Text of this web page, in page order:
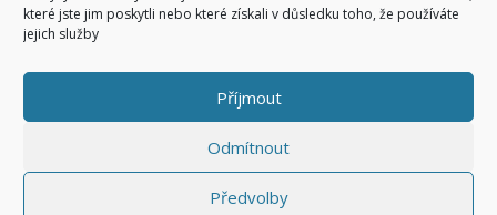
které jste jim poskytli nebo které získali v důsledku toho, že používáte
jejich služby
Příjmout
Odmítnout
Předvolby
© 2026Obec Kojetice na Moravě
Všechna práva vyhrazena
Code & Design bySymphony Digital